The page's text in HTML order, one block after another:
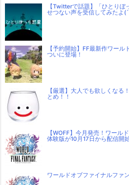
【Twitterで話題】「ひとりぼ
せつない声を受信してみたよ
【予約開始】FF最新作ワー
ついに登場！
【厳選】大人でも欲しくなる
とめ！！
【WOFF】今月発売！ワール
体験版が10月17日から配信開
ワールドオブファイナルファ